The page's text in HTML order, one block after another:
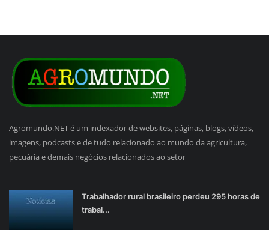
Agromundo.NET é um indexador de websites, páginas, blogs, vídeos,
imagens, podcasts e de tudo relacionado ao mundo da agricultura,
pecuária e demais negócios relacionados ao setor
Trabalhador rural brasileiro perdeu 295 horas de
trabal...